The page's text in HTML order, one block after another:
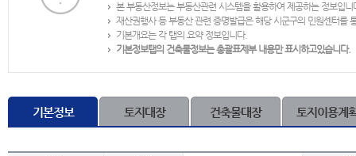
본 부동산정보는 부동산관련 시스템을 활용하여 제공하는 정보입니
재산권행사 등 부동산 관련 증명발급은 해당 시군구의 민원센터를
기본개요는 각 탭의 요약 정보입니다.
기본정보탭의 건축물정보는 총괄표제부 내용만 표시하고있습니다.
기본정보 토지대장 건축물대장 토지이용계